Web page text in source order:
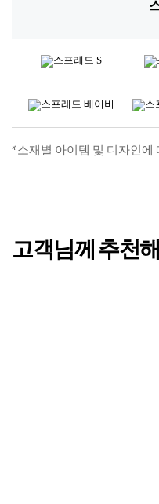
*소재별 아이템 및 디자인에
고객님께 추천